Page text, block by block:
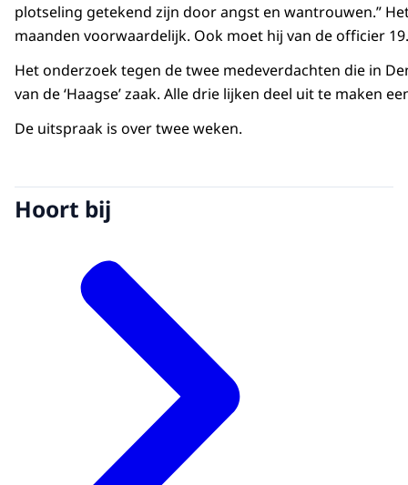
plotseling getekend zijn door angst en wantrouwen.”
maanden voorwaardelijk. Ook moet hij van de officier
Het onderzoek tegen de twee medeverdachten die in
van de ‘Haagse’ zaak. Alle drie lijken deel uit te maken
De uitspraak is over twee weken.
Hoort bij